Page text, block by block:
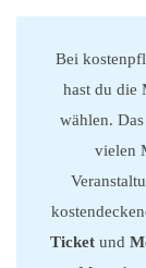
Bei
hast du die
wählen. Das
vielen
Ticket und